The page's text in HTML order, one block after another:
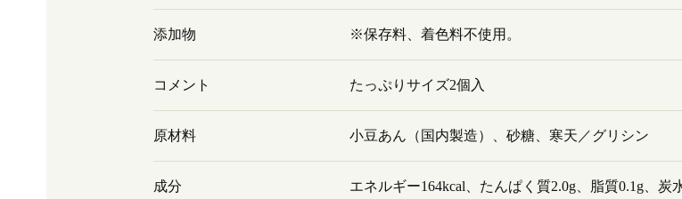
添加物 ※保存料、着色料不使用。
コメント たっぷりサイズ2個入
原材料 小豆あん（国内製造）、砂糖、寒天／グリシン
成分 エネルギー164kcal、たんぱく質2.0g、脂質0.1g、